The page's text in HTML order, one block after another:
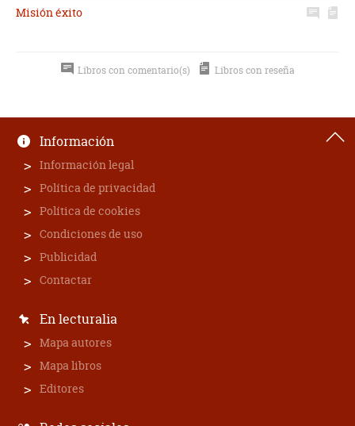
Misión éxito
Libros con comentario(s) Libros con reseña
Información
Información legal
Política de privacidad
Política de cookies
Condiciones de uso
Publicidad
Contactar
En lecturalia
Mapa autores
Mapa libros
Editores